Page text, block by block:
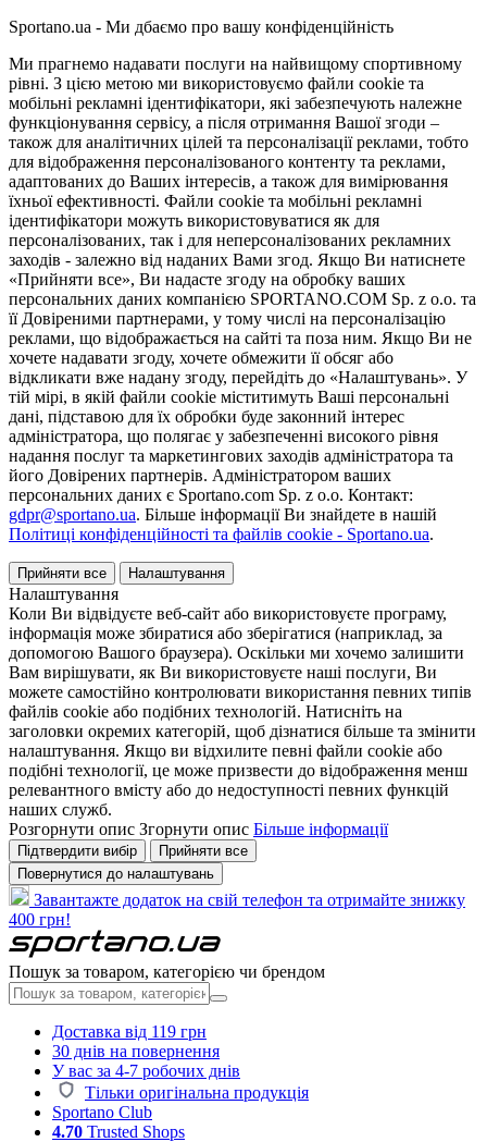
Sportano.ua - Ми дбаємо про вашу конфіденційність
Ми прагнемо надавати послуги на найвищому спортивному
рівні. З цією метою ми використовуємо файли cookie та
мобільні рекламні ідентифікатори, які забезпечують належне
функціонування сервісу, а після отримання Вашої згоди –
також для аналітичних цілей та персоналізації реклами, тобто
для відображення персоналізованого контенту та реклами,
адаптованих до Ваших інтересів, а також для вимірювання
їхньої ефективності. Файли cookie та мобільні рекламні
ідентифікатори можуть використовуватися як для
персоналізованих, так і для неперсоналізованих рекламних
заходів - залежно від наданих Вами згод. Якщо Ви натиснете
«Прийняти все», Ви надасте згоду на обробку ваших
персональних даних компанією SPORTANO.COM Sp. z o.o. та
її Довіреними партнерами, у тому числі на персоналізацію
реклами, що відображається на сайті та поза ним. Якщо Ви не
хочете надавати згоду, хочете обмежити її обсяг або
відкликати вже надану згоду, перейдіть до «Налаштувань». У
тій мірі, в якій файли cookie міститимуть Ваші персональні
дані, підставою для їх обробки буде законний інтерес
адміністратора, що полягає у забезпеченні високого рівня
надання послуг та маркетингових заходів адміністратора та
його Довірених партнерів. Адміністратором ваших
персональних даних є Sportano.com Sp. z o.o. Контакт:
gdpr@sportano.ua. Більше інформації Ви знайдете в нашій
Політиці конфіденційності та файлів cookie - Sportano.ua.
Прийняти все Налаштування
Налаштування
Коли Ви відвідуєте веб-сайт або використовуєте програму,
інформація може збиратися або зберігатися (наприклад, за
допомогою Вашого браузера). Оскільки ми хочемо залишити
Вам вирішувати, як Ви використовуєте наші послуги, Ви
можете самостійно контролювати використання певних типів
файлів cookie або подібних технологій. Натисніть на
заголовки окремих категорій, щоб дізнатися більше та змінити
налаштування. Якщо ви відхилите певні файли cookie або
подібні технології, це може призвести до відображення менш
релевантного вмісту або до недоступності певних функцій
наших служб.
Розгорнути опис Згорнути опис Більше інформації
Підтвердити вибір
Прийняти все
Повернутися до налаштувань
Завантажте додаток на свій телефон та отримайте знижку
400 грн!
Пошук за товаром, категорією чи брендом
Доставка від 119 грн
30 днів на повернення
У вас за 4-7 робочих днів
Тільки оригінальна продукція
Sportano Club
4.70 Trusted Shops